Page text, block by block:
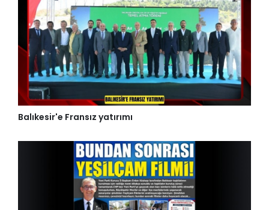
Balıkesir'e Fransız yatırımı